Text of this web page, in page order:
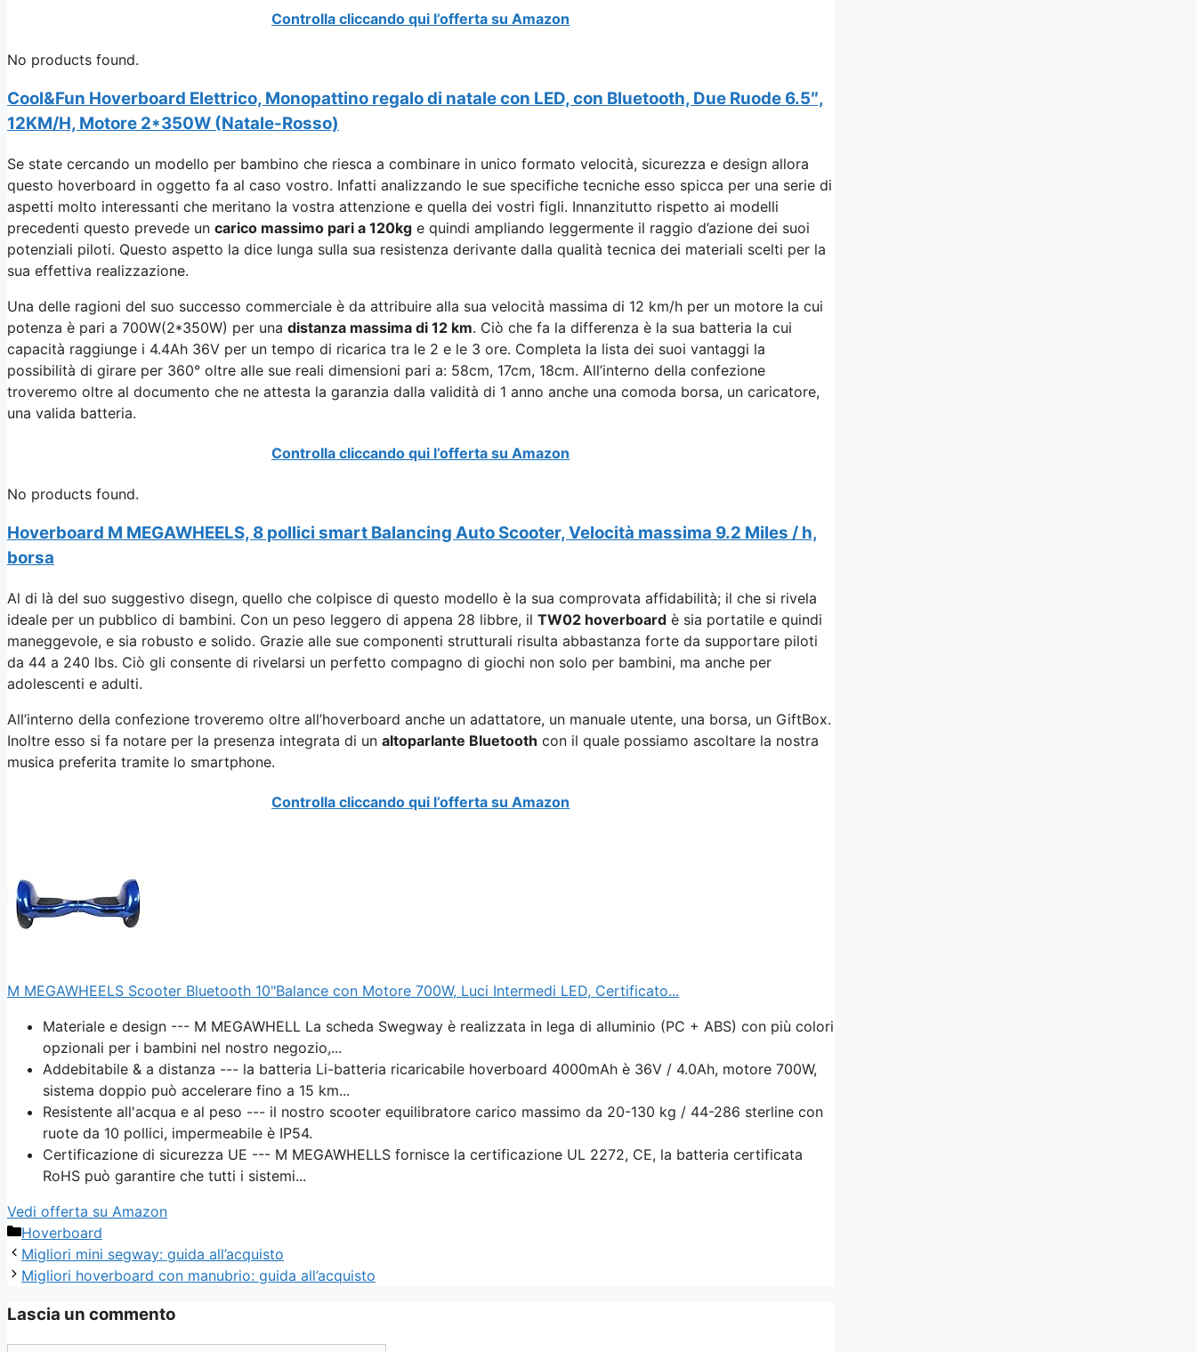
Controlla cliccando qui l’offerta su Amazon
No products found.
Cool&Fun Hoverboard Elettrico, Monopattino regalo di natale con LED, con Bluetooth, Due Ruode 6.5″,
12KM/H, Motore 2*350W (Natale-Rosso)
Se state cercando un modello per bambino che riesca a combinare in unico formato velocità, sicurezza e design allora
questo hoverboard in oggetto fa al caso vostro. Infatti analizzando le sue specifiche tecniche esso spicca per una serie di
aspetti molto interessanti che meritano la vostra attenzione e quella dei vostri figli. Innanzitutto rispetto ai modelli
precedenti questo prevede un carico massimo pari a 120kg e quindi ampliando leggermente il raggio d’azione dei suoi
potenziali piloti. Questo aspetto la dice lunga sulla sua resistenza derivante dalla qualità tecnica dei materiali scelti per la
sua effettiva realizzazione.
Una delle ragioni del suo successo commerciale è da attribuire alla sua velocità massima di 12 km/h per un motore la cui
potenza è pari a 700W(2*350W) per una distanza massima di 12 km. Ciò che fa la differenza è la sua batteria la cui
capacità raggiunge i 4.4Ah 36V per un tempo di ricarica tra le 2 e le 3 ore. Completa la lista dei suoi vantaggi la
possibilità di girare per 360° oltre alle sue reali dimensioni pari a: 58cm, 17cm, 18cm. All’interno della confezione
troveremo oltre al documento che ne attesta la garanzia dalla validità di 1 anno anche una comoda borsa, un caricatore,
una valida batteria.
Controlla cliccando qui l’offerta su Amazon
No products found.
Hoverboard M MEGAWHEELS, 8 pollici smart Balancing Auto Scooter, Velocità massima 9.2 Miles / h,
borsa
Al di là del suo suggestivo disegn, quello che colpisce di questo modello è la sua comprovata affidabilità; il che si rivela
ideale per un pubblico di bambini. Con un peso leggero di appena 28 libbre, il TW02 hoverboard è sia portatile e quindi
maneggevole, e sia robusto e solido. Grazie alle sue componenti strutturali risulta abbastanza forte da supportare piloti
da 44 a 240 lbs. Ciò gli consente di rivelarsi un perfetto compagno di giochi non solo per bambini, ma anche per
adolescenti e adulti.
All’interno della confezione troveremo oltre all’hoverboard anche un adattatore, un manuale utente, una borsa, un GiftBox.
Inoltre esso si fa notare per la presenza integrata di un altoparlante Bluetooth con il quale possiamo ascoltare la nostra
musica preferita tramite lo smartphone.
Controlla cliccando qui l’offerta su Amazon
M MEGAWHEELS Scooter Bluetooth 10"Balance con Motore 700W, Luci Intermedi LED, Certificato...
Materiale e design --- M MEGAWHELL La scheda Swegway è realizzata in lega di alluminio (PC + ABS) con più colori
opzionali per i bambini nel nostro negozio,...
Addebitabile & a distanza --- la batteria Li-batteria ricaricabile hoverboard 4000mAh è 36V / 4.0Ah, motore 700W,
sistema doppio può accelerare fino a 15 km...
Resistente all'acqua e al peso --- il nostro scooter equilibratore carico massimo da 20-130 kg / 44-286 sterline con
ruote da 10 pollici, impermeabile è IP54.
Certificazione di sicurezza UE --- M MEGAWHELLS fornisce la certificazione UL 2272, CE, la batteria certificata
RoHS può garantire che tutti i sistemi...
Vedi offerta su Amazon
Categorie
Hoverboard
Migliori mini segway: guida all’acquisto
Migliori hoverboard con manubrio: guida all’acquisto
Lascia un commento